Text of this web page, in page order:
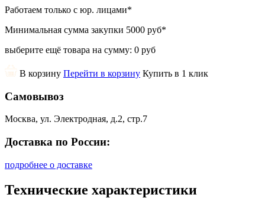
Работаем только с юр. лицами*
Минимальная сумма закупки 5000 руб*
выберите ещё товара на сумму: 0 руб
В корзину Перейти в корзину Купить в 1 клик
Самовывоз
Москва, ул. Электродная, д.2, стр.7
Доставка по России:
подробнее о доставке
Технические характеристики